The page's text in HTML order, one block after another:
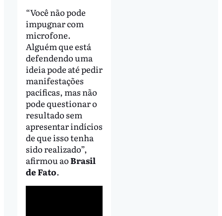
“Você não pode
impugnar com
microfone.
Alguém que está
defendendo uma
ideia pode até pedir
manifestações
pacíficas, mas não
pode questionar o
resultado sem
apresentar indícios
de que isso tenha
sido realizado”,
afirmou aoBrasil
de Fato.